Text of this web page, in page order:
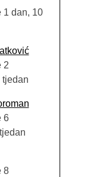
1 dan, 10
2
tjedan
6
8